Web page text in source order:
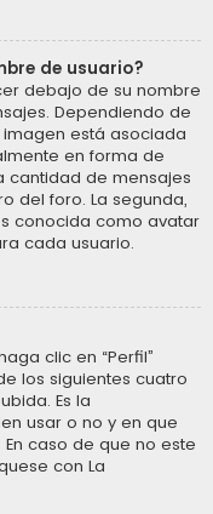
de usuario?
debajo de su nombre
Dependiendo de
está asociada
en forma de
cantidad de mensajes
del foro. La segunda,
conocida como avatar
cada usuario.
clic en “Perfil”
los siguientes cuatro
Es la
usar o no y en que
caso de que no este
con La